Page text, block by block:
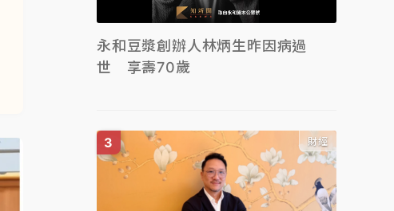
永和豆漿創辦人林炳生昨因病過
世 享壽70歲
財經